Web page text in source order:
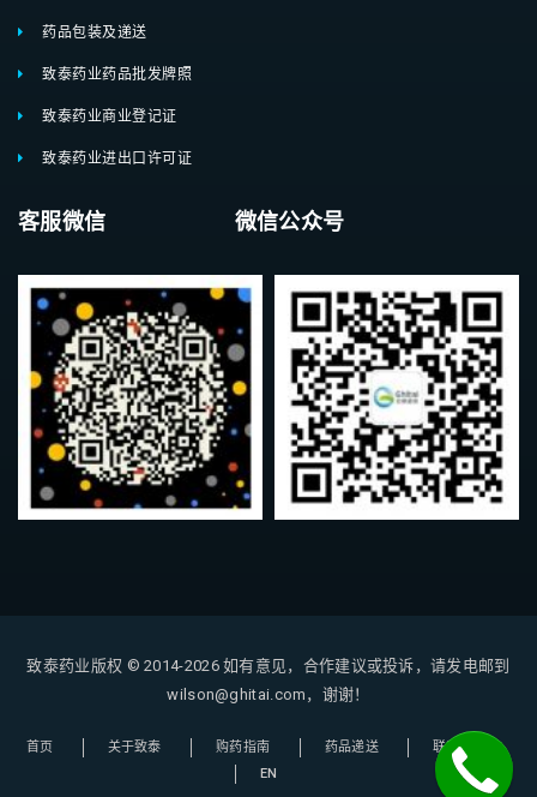
药品包装及递送
致泰药业药品批发牌照
致泰药业商业登记证
致泰药业进出口许可证
客服微信 微信公众号
致泰药业版权 © 2014-2026如有意见，合作建议或投诉，请发电邮到
wilson@ghitai.com，谢谢！
首页 关于致泰 购药指南 药品递送
联系我们
EN